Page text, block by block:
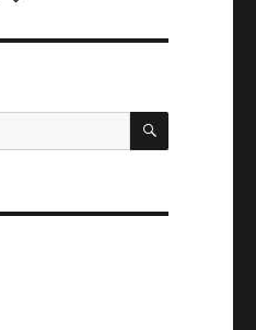
OTSI